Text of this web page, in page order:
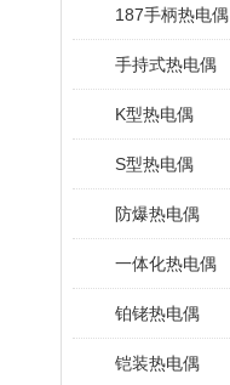
187手柄热电偶
手持式热电偶
K型热电偶
S型热电偶
防爆热电偶
一体化热电偶
铂铑热电偶
铠装热电偶